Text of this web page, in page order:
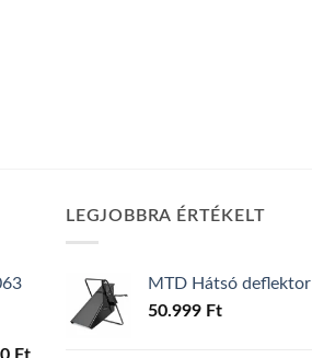
Current
LEGJOBBRA ÉRTÉKELT
MTD Hátsó deflektor
50.999 Ft